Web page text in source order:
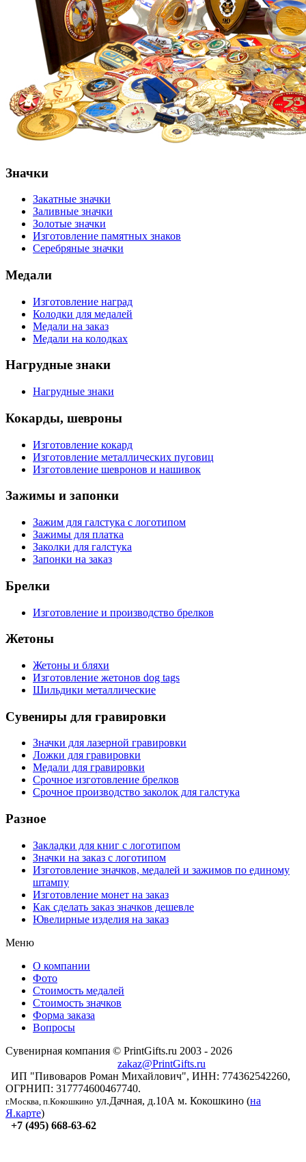
Значки
Закатные значки
Заливные значки
Золотые значки
Изготовление памятных знаков
Серебряные значки
Медали
Изготовление наград
Колодки для медалей
Медали на заказ
Медали на колодках
Нагрудные знаки
Нагрудные знаки
Кокарды, шевроны
Изготовление кокард
Изготовление металлических пуговиц
Изготовление шевронов и нашивок
Зажимы и запонки
Зажим для галстука с логотипом
Зажимы для платка
Заколки для галстука
Запонки на заказ
Брелки
Изготовление и производство брелков
Жетоны
Жетоны и бляхи
Изготовление жетонов dog tags
Шильдики металлические
Сувениры для гравировки
Значки для лазерной гравировки
Ложки для гравировки
Медали для гравировки
Срочное изготовление брелков
Срочное производство заколок для галстука
Разное
Закладки для книг с логотипом
Значки на заказ с логотипом
Изготовление значков, медалей и зажимов по единому
штампу
Изготовление монет на заказ
Как сделать заказ значков дешевле
Ювелирные изделия на заказ
Меню
О компании
Фото
Стоимость медалей
Стоимость значков
Форма заказа
Вопросы
Сувенирная компания © PrintGifts.ru 2003 - 2026
zakaz@PrintGifts.ru
ИП "Пивоваров Роман Михайлович", ИНН: 774362542260,
ОГРНИП: 317774600467740.
г.Москва, п.Кокошкино ул.Дачная, д.10А м. Кокошкино (на
Я.карте)
+7 (495) 668-63-62